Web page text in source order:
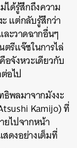
ได้รู้สึกถึงความ
ะ แต่กลับรู้สึกว่า
ะวาดฉากอื่นๆ
รีแจ๊ซในการไล่
อจังหวะเดียวกับ
อไป
ธิพลมาจากมังงะ
Kamijo) ที่
ยไปจากหน้า
ดงอย่างเต็มที่
EMAIL